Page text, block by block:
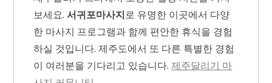
보세요.서귀포마사지로 유명한 이곳에서 다양
한 마사지 프로그램과 함께 편안한 휴식을 경험
하실 것입니다. 제주도에서 또 다른 특별한 경험
이 여러분을 기다리고 있습니다.제주달리기 마